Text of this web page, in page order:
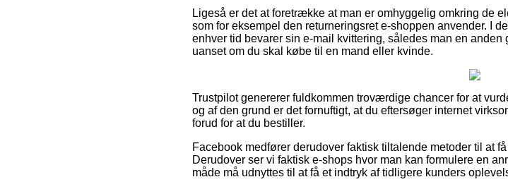
Ligeså er det at foretrække at man er omhyggelig omkring de
som for eksempel den returneringsret e-shoppen anvender. I
enhver tid bevarer sin e-mail kvittering, således man en
uanset om du skal købe til en mand eller kvinde.
Trustpilot genererer fuldkommen troværdige chancer for at
og af den grund er det fornuftigt, at du eftersøger internet
forud for at du bestiller.
Facebook medfører derudover faktisk tiltalende metoder til at
Derudover ser vi faktisk e-shops hvor man kan formulere en
måde må udnyttes til at få et indtryk af tidligere kunders